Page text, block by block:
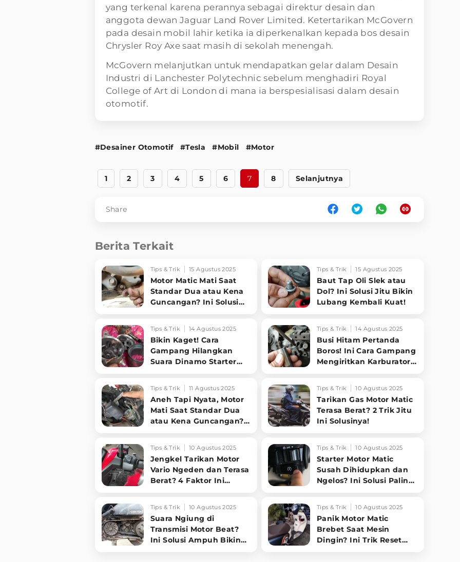
yang terkenal karena perannya sebagai direktur desain dan
anggota dewan Jaguar Land Rover Limited. Ketertarikan McGovern
pada desain mobil lahir ketika ia diperkenalkan kepada bos desain
Chrysler Roy Axe saat masih di sekolah menengah.
McGovern melanjutkan untuk mendapatkan gelar dalam Desain
Industri di Lanchester Polytechnic sebelum menghadiri Royal
College of Art di London di mana ia berspesialisasi dalam desain
otomotif.
#Desainer Otomotif #Tesla #Mobil #Motor
1 2 3 4 5 6 7 8 Selanjutnya
Share
Berita Terkait
Tips & Trik 15 Agustus 2025
Motor Matic Mati Saat
Standar Dua atau Kena
Guncangan? Ini Solusi
Tips & Trik 15 Agustus 2025
Baut Tap Oli Slek atau
Dol? Ini Solusi Jitu Bikin
Lubang Kembali Kuat!
Tips & Trik 14 Agustus 2025
Bikin Kaget! Cara
Gampang Hilangkan
Suara Dinamo Starter
Dimatikan!
Tips & Trik 14 Agustus 2025
Busi Hitam Pertanda
Boros! Ini Cara Gampang
Mengiritkan Karburator
Tips & Trik 11 Agustus 2025
Aneh Tapi Nyata, Motor
Mati Saat Standar Dua
atau Kena Guncangan?
Kabel Ini!
Tips & Trik 10 Agustus 2025
Tarikan Gas Motor Matic
Terasa Berat? 2 Trik Jitu
Ini Solusinya!
Tips & Trik 10 Agustus 2025
Jengkel Tarikan Motor
Vario Ngeden dan Terasa
Berat? 4 Faktor Ini
Keroknya!
Tips & Trik 10 Agustus 2025
Starter Motor Matic
Susah Dihidupkan dan
Ngelos? Ini Solusi Paling
Tips & Trik 10 Agustus 2025
Suara Ngiung di
Transmisi Motor Beat?
Ini Solusi Ampuh Bikin
Tips & Trik 10 Agustus 2025
Panik Motor Matic
Brebet Saat Mesin
Dingin? Ini Trik Reset